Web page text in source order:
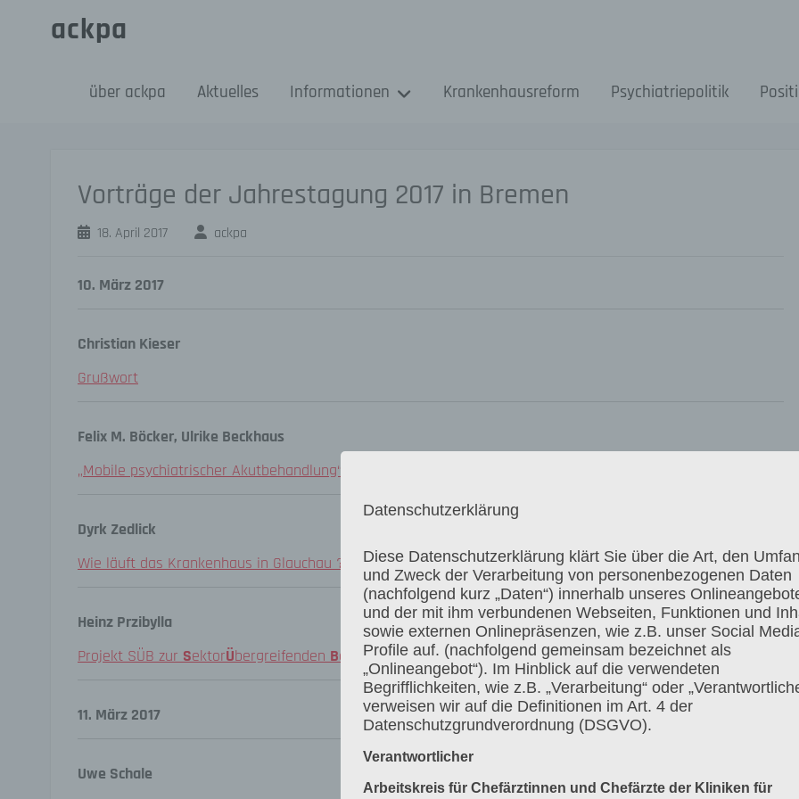
ackpa
über ackpa Aktuelles Informationen Krankenhausreform Psychiatriepolitik
Vorträge der Jahrestagung 2017 in Bremen
18. April 2017 ackpa
10. März 2017
Christian Kieser
Grußwort
Felix M. Böcker, Ulrike Beckhaus
„Mobile psychiatrischer Akutbehandlung“ (MPA) in der Institutsambulanz
Dyrk Zedlick
Wie läuft das Krankenhaus in Glauchau ?
Heinz Przibylla
Projekt SÜB zur SektorÜbergreifenden Behandlung
11. März 2017
Uwe Schale
Datenschutzerklärung
Diese Datenschutzerklärung klärt Sie über die Art, den
und Zweck der Verarbeitung von personenbezogenen Daten
(nachfolgend kurz „Daten“) innerhalb unseres
und der mit ihm verbundenen Webseiten, Funktionen und
sowie externen Onlinepräsenzen, wie z.B. unser Social
Profile auf. (nachfolgend gemeinsam bezeichnet als
„Onlineangebot“). Im Hinblick auf die verwendeten
Begrifflichkeiten, wie z.B. „Verarbeitung“ oder
verweisen wir auf die Definitionen im Art. 4 der
Datenschutzgrundverordnung (DSGVO).
Verantwortlicher
Arbeitskreis für Chefärztinnen und Chefärzte der Kliniken für